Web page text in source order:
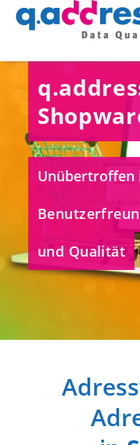
Unübertroffen
und Qualität